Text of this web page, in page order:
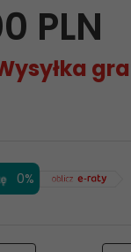
PLN
0%